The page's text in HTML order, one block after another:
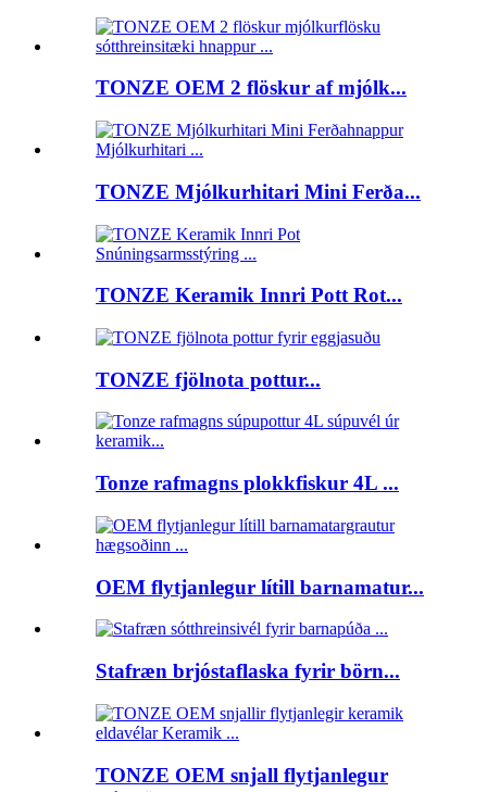
TONZE OEM 2 flöskur af mjólk...
TONZE Mjólkurhitari Mini Ferða...
TONZE Keramik Innri Pott Rot...
TONZE fjölnota pottur...
Tonze rafmagns plokkfiskur 4L ...
OEM flytjanlegur lítill barnamatur...
Stafræn brjóstaflaska fyrir börn...
TONZE OEM snjall flytjanlegur